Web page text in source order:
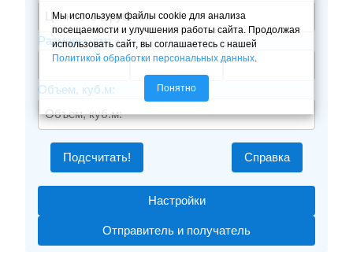
Размеры, см:
Объем, куб.м:
Подсчитать! Справка
Настройки
Отправитель и получатель
Мы используем файлы cookie для анализа
посещаемости и улучшения работы сайта. Продолжая
использовать сайт, вы соглашаетесь с нашей
Политикой обработки персональных данных.
Понятно